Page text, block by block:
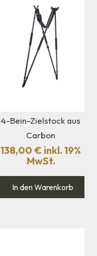
4-Bein-Zielstock aus
Carbon
138,00 € inkl. 19%
MwSt.
In den Warenkorb